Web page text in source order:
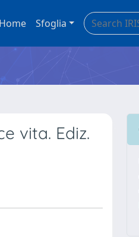
Home Sfoglia
vita. Ediz.